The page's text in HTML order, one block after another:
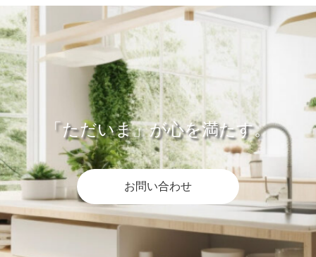
「ただいま」が心を満たす。
お問い合わせ